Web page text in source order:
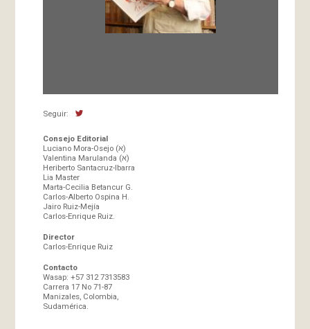
Seguir:
Consejo Editorial
Luciano Mora-Osejo (א)
Valentina Marulanda (א)
Heriberto Santacruz-Ibarra
Lia Master
Marta-Cecilia Betancur G.
Carlos-Alberto Ospina H.
Jairo Ruiz-Mejía
Carlos-Enrique Ruiz.
Director
Carlos-Enrique Ruiz
Contacto
Wasap: +57 312 7313583
Carrera 17 No 71-87
Manizales, Colombia,
Sudamérica.